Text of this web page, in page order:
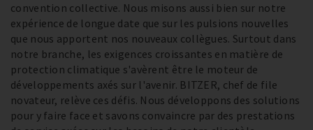
convention collective. Nous misons aussi bien sur notre
expérience de longue date que sur les pulsions nouvelles
que nous apportent nos nouveaux collègues. Surtout dans
notre branche, les exigences croissantes en matière de
protection climatique s'avèrent être le moteur de
développements axés sur l'avenir. BITZER, chef de file
novateur, relève ces défis. Nous développons des solutions
pour y faire face et savons convaincre par des prestations